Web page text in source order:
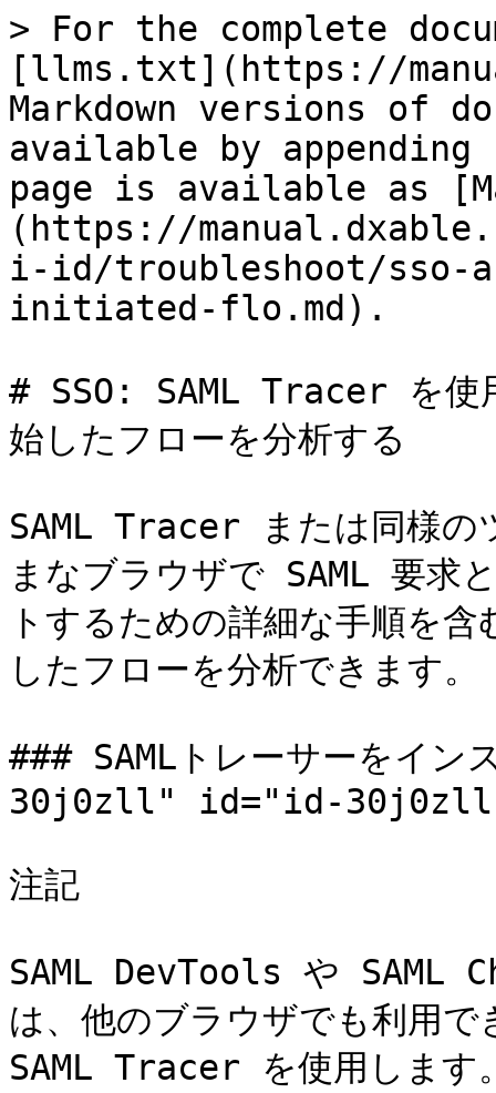
> For the complete
[llms.txt](https://
Markdown versions of
available by
page is available as
(https://
i-id/troubleshoot/sso-
initiated-flo.md).
# SSO: SAML Tracer を使
始したフローを分析する
SAML Tracer または同様の
まなブラウザで SAML 要求
トするための詳細な手順を
したフローを分析できます。
### SAMLトレーサーをイ
30j0zll" id="id-
注記
SAML DevTools や SAML
は、他のブラウザでも利用
SAML Tracer を使用します